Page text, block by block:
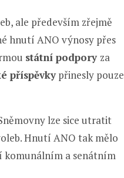
ale především zřejmě
hnutí ANO výnosy přes
státní podpory za
příspěvkypřinesly pouze
lze sice utratit
Hnutí ANO tak mělo
komunálním a senátním